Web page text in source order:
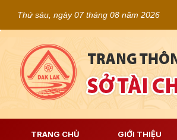
Thứ sáu, ngày 07 tháng 08 năm 2026
TRANG CHỦ GIỚI THIỆU